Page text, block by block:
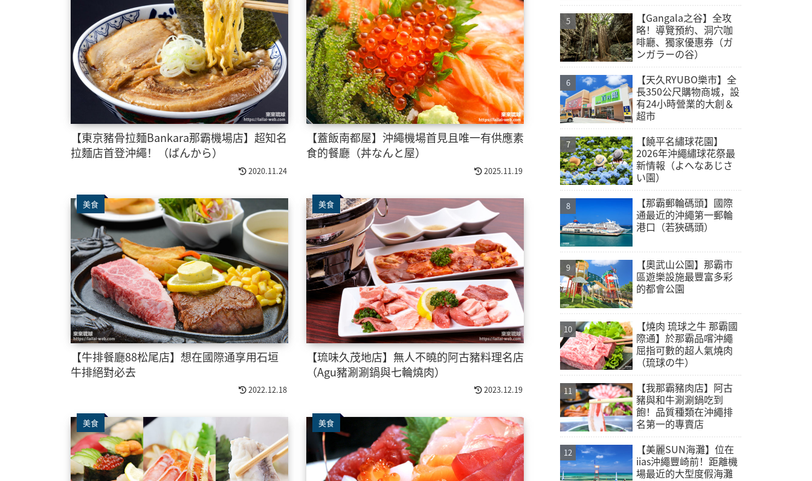
【東京豬骨拉麵Bankara那霸機場店】超知名
拉麵店首登沖繩！（ばんから）
2020.11.24
【蓋飯南都屋】沖繩機場首見且唯一有供應素
食的餐廳（丼なんと屋）
2025.11.19
美食
【牛排餐廳88松尾店】想在國際通享用石垣
牛排絕對必去
2022.12.18
美食
【琉味久茂地店】無人不曉的阿古豬料理名店
（Agu豬涮涮鍋與七輪燒肉）
2023.12.19
美食 美食
【Gangala之谷】全攻
略！導覽預約、洞穴咖
啡廳、獨家優惠券（ガ
ンガラーの谷）
【天久RYUBO樂市】全
長350公尺購物商城，設
有24小時營業的大創＆
超市
【饒平名繡球花園】
2026年沖繩繡球花祭最
新情報（よへなあじさ
い園）
【那霸郵輪碼頭】國際
通最近的沖繩第一郵輪
港口（若狹碼頭）
【奧武山公園】那霸市
區遊樂設施最豐富多彩
的都會公園
【燒肉 琉球之牛 那霸國
際通】於那霸品嚐沖繩
屈指可數的超人氣燒肉
（琉球の牛）
【我那霸豬肉店】阿古
豬與和牛涮涮鍋吃到
飽！品質種類在沖繩排
名第一的專賣店
【美麗SUN海灘】位在
iias沖繩豐崎前！距離機
場最近的大型度假海灘